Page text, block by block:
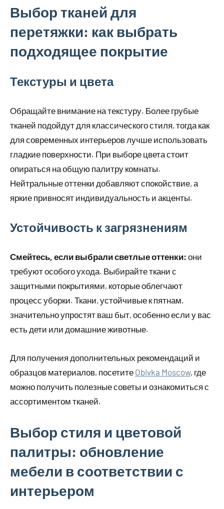
Выбор тканей для
перетяжки: как выбрать
подходящее покрытие
Текстуры и цвета
Обращайте внимание на текстуру. Более грубые
тканей подойдут для классического стиля, тогда как
для современных интерьеров лучше использовать
гладкие поверхности. При выборе цвета стоит
опираться на общую палитру комнаты.
Нейтральные оттенки добавляют спокойствие, а
яркие привносят индивидуальность и акценты.
Устойчивость к загрязнениям
Смейтесь, если выбрали светлые оттенки: они
требуют особого ухода. Выбирайте ткани с
защитными покрытиями, которые облегчают
процесс уборки. Ткани, устойчивые к пятнам,
значительно упростят ваш быт, особенно если у вас
есть дети или домашние животные.
Для получения дополнительных рекомендаций и
образцов материалов, посетите Obivka Moscow, где
можно получить полезные советы и ознакомиться с
ассортиментом тканей.
Выбор стиля и цветовой
палитры: обновление
мебели в соответствии с
интерьером